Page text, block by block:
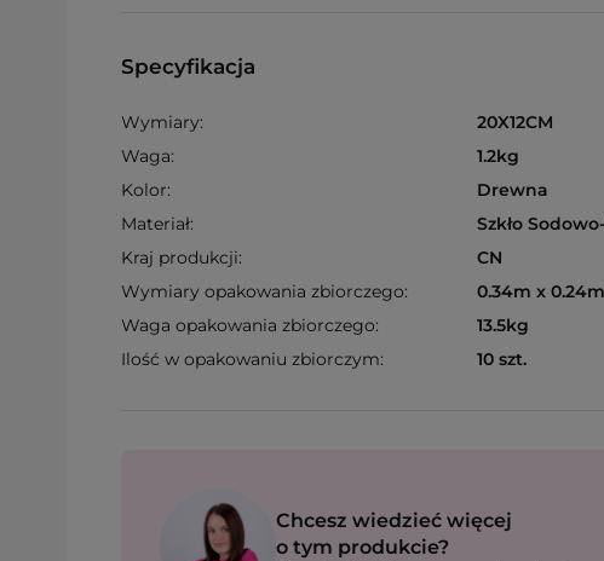
Specyfikacja
Wymiary:
20X12CM
Waga:
1.2kg
Kolor:
Drewna
Materiał:
Szkło
Kraj produkcji:
CN
Wymiary opakowania zbiorczego:
0.34m x
Waga opakowania zbiorczego:
13.5kg
Ilość w opakowaniu zbiorczym:
10 szt.
Chcesz wiedzieć więcej
o tym produkcie?